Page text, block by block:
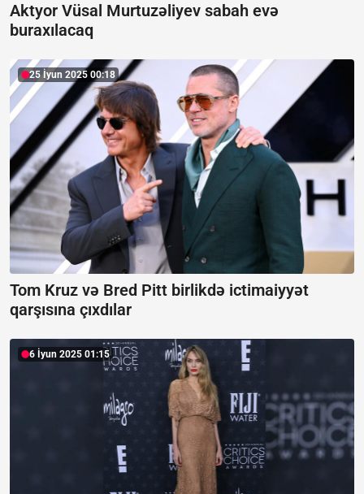
Aktyor Vüsal Murtuzəliyev sabah evə
buraxılacaq
25 İyun 2025 00:18
Tom Kruz və Bred Pitt birlikdə ictimaiyyət
qarşısına çıxdılar
6 İyun 2025 01:15